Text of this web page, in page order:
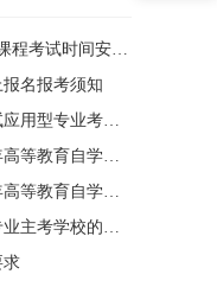
关于公布2027年1月广东省自学考试开考课程考试时间安排和使用教材的通知
名报考须知
关于西南财经大学2026年下半年自学考试应用型专业考籍更改办理的通知
四川省教育考试院关于受理2026年下半年高等教育自学考试省际转考申请的通告
四川省教育考试院关于受理2026年下半年高等教育自学考试考籍更改申请的通告
关于调整广东省高等教育自学考试部分专业主考学校的通知
求